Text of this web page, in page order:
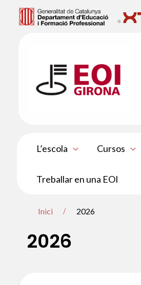
L’escola Cursos
Treballar en una EOI
Inici 2026
2026